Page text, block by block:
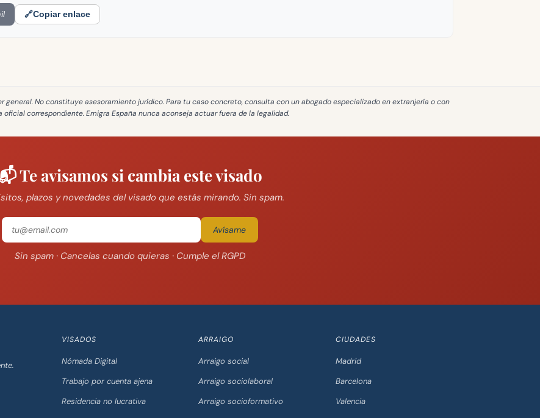
🔗Copiar enlace
general. No constituye asesoramiento jurídico. Para tu caso concreto, consulta con un abogado especializado en extranjería o con
oficial correspondiente. Emigra España nunca aconseja actuar fuera de la legalidad.
Te avisamos si cambia este visado
plazos y novedades del visado que estás mirando. Sin spam.
Avísame
Sin spam · Cancelas cuando quieras · Cumple el RGPD
VISADOS
Nómada Digital
Trabajo por cuenta ajena
Residencia no lucrativa
ARRAIGO
Arraigo social
Arraigo sociolaboral
Arraigo socioformativo
CIUDADES
Madrid
Barcelona
Valencia